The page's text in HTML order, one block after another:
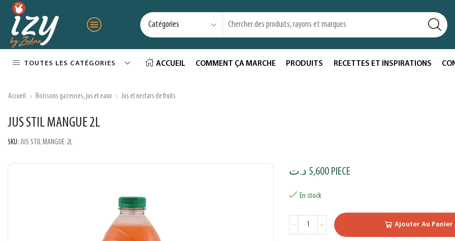
TOUTES LES CATÉGORIES ACCUEIL COMMENT ÇA MARCHE PRODUITS RECETTES ET INSPIRATIONS
Accueil Boissons gazeuses, jus et eaux Jus et nectars de fruits
JUS STIL MANGUE 2L
SKU: JUS STIL MANGUE 2L
5,600 د.ت PIECE
En stock
Ajouter Au Panier